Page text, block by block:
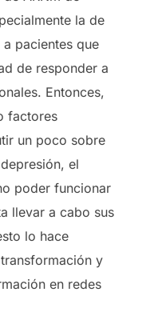
la de
pacientes que
de responder a
Entonces,
factores
un poco sobre
el
poder funcionar
llevar a cabo sus
lo hace
y
en redes